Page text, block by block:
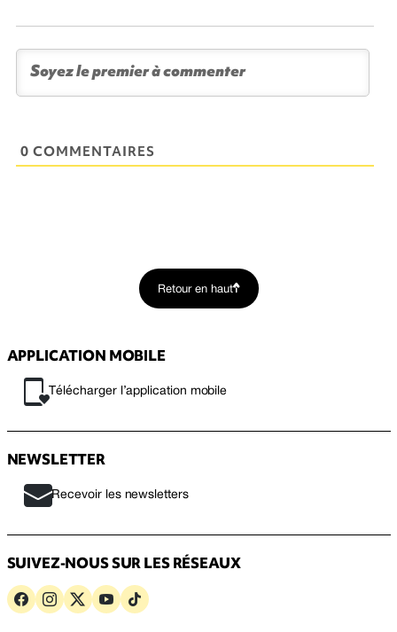
0 COMMENTAIRES
Retour en haut
APPLICATION MOBILE
Télécharger l’application mobile
NEWSLETTER
Recevoir les newsletters
SUIVEZ-NOUS SUR LES RÉSEAUX